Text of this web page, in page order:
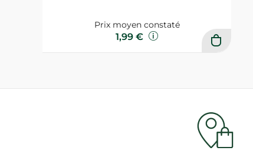
Prix moyen constaté
1,99 €